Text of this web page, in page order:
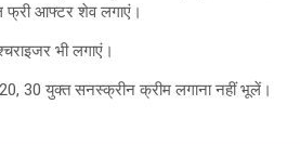
फ्री आफ्टर शेव लगाएं।
भी लगाएं।
30 युक्त सनस्क्रीन क्रीम लगाना नहीं भूलें।